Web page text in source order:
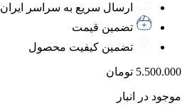
ارسال سریع به سراسر ایران
تضمین قیمت
تضمین کیفیت محصول
5.500.000 تومان
موجود در انبار